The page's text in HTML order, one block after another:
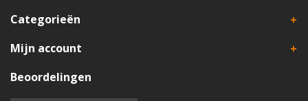
Categorieën
Mijn account
Beoordelingen